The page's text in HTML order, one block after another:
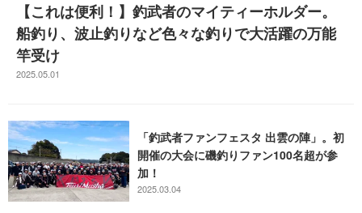
【これは便利！】釣武者のマイティーホルダー。
船釣り、波止釣りなど色々な釣りで大活躍の万能
竿受け
2025.05.01
「釣武者ファンフェスタ 出雲の陣」。初
開催の大会に磯釣りファン100名超が参
加！
2025.03.04